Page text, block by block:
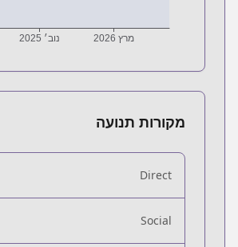
מקורות תנועה
Direct
Social